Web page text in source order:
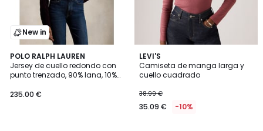
New in
POLO RALPH LAUREN
Jersey de cuello redondo con
punto trenzado, 90% lana, 10%
235.00 €
LEVI'S
Camiseta de manga larga y
cuello cuadrado
38.99 €
35.09 € -10%
4,3
/ 5
2
Colores